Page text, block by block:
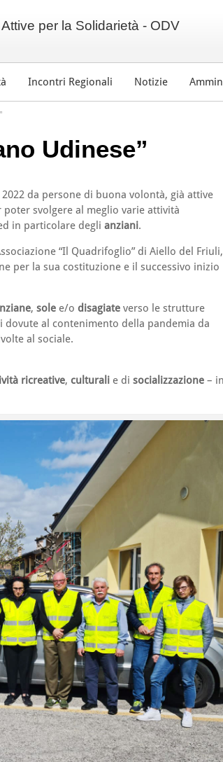
per la Solidarietà - ODV
Incontri Regionali Notizie
Udinese”
da persone di buona volontà, già attive
svolgere al meglio varie attività
in particolare degli anziani.
“Il Quadrifoglio” di Aiello del Friuli,
per la sua costituzione e il successivo inizio
, sole e/o disagiate verso le strutture
dovute al contenimento della pandemia da
al sociale.
ricreative, culturali e di socializzazione – in